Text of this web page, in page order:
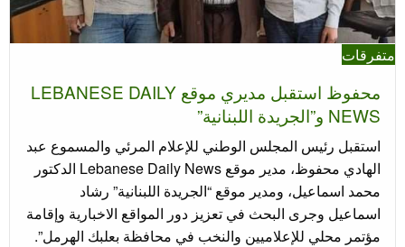
متفرقات
محفوظ استقبل مديري موقع LEBANESE DAILY
NEWS و”الجريدة اللبنانية”
استقبل رئيس المجلس الوطني للإعلام المرئي والمسموع عبد
الهادي محفوظ، مدير موقع Lebanese Daily News الدكتور
محمد اسماعيل، ومدير موقع “الجريدة اللبنانية” رشاد
اسماعيل وجرى البحث في تعزيز دور المواقع الاخبارية وإقامة
مؤتمر محلي للإعلاميين والنخب في محافظة بعلبك الهرمل”.